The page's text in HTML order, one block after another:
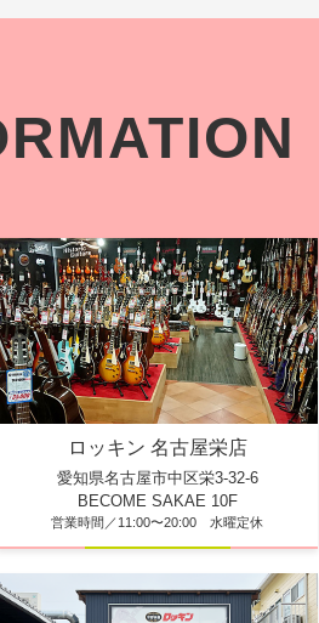
ロッキン 名古屋栄店
愛知県名古屋市中区栄3-32-6
BECOME SAKAE 10F
営業時間／11:00〜20:00 水曜定休